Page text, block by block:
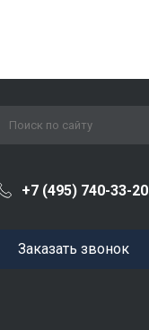
+7 (495) 740-33-20
Заказать звонок